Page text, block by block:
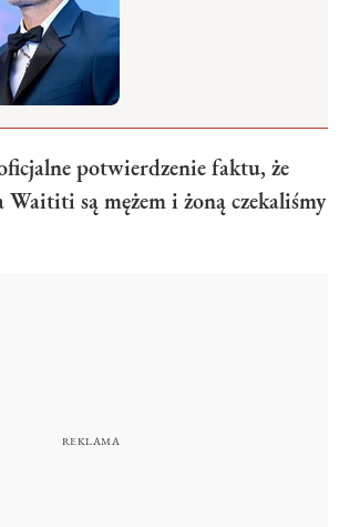
potwierdzenie faktu, że
są mężem i żoną czekaliśmy